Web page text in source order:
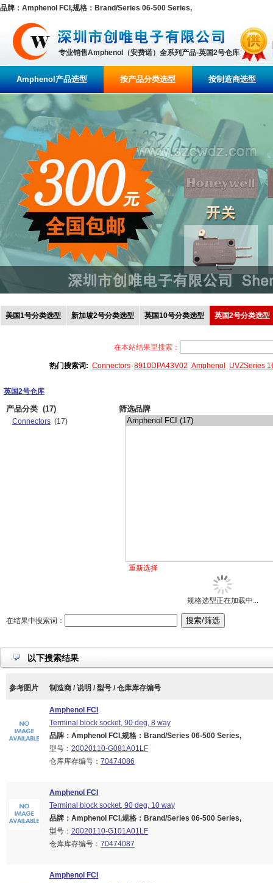
品牌：Amphenol FCI,规格：Brand/Series 06-500 Series,
专业销售Amphenol（安费诺）全系列产品-英国2号仓库
Amphenol产品选型 按产品分类选型 按制造商选型
美国1号分类选型 新加坡2号分类选型 英国10号分类选型 英国2号分类选型
在本站结果里搜索：
热门搜索词: Connectors 8910DPA43V02 Amphenol UVZSeries
英国2号仓库
产品分类 (17)
Connectors (17)
筛选品牌
重新选择
规格选型正在加载中...
在结果中搜索词：
以下搜索结果
参考图片 制造商 / 说明 / 型号 / 仓库库存编号
Amphenol FCI
Terminal block socket, 90 deg, 8 way
品牌：Amphenol FCI,规格：Brand/Series 06-500 Series,
型号： 20020110-G081A01LF
仓库库存编号： 70474086
Amphenol FCI
Terminal block socket, 90 deg, 10 way
品牌：Amphenol FCI,规格：Brand/Series 06-500 Series,
型号： 20020110-G101A01LF
仓库库存编号： 70474087
Amphenol FCI